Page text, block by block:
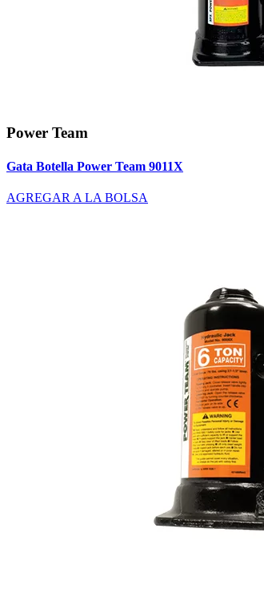
Power Team
Gata Botella Power Team 9011X
AGREGAR A LA BOLSA